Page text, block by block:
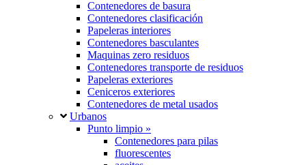
Contenedores de basura
Contenedores clasificación
Papeleras interiores
Contenedores basculantes
Maquinas zero residuos
Contenedores transporte de residuos
Papeleras exteriores
Ceniceros exteriores
Contenedores de metal usados
Urbanos
Punto limpio »
Contenedores para pilas
fluorescentes